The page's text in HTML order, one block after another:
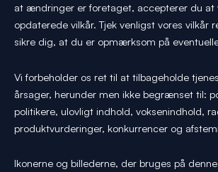
at ændringer er foretaget, accepterer du
opdaterede vilkår. Tjek venligst vores vilkår
sikre dig, at du er opmærksom på
Vi forbeholder os ret til at tilbageholde
årsager, herunder men ikke begrænset til:
politikere, ulovligt indhold, voksenindhold,
produktvurderinger, konkurrencer og
Ikonerne og billederne, der bruges på